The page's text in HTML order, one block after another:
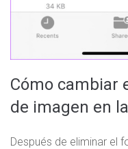
Cómo cambiar
de imagen en
Después de eliminar el